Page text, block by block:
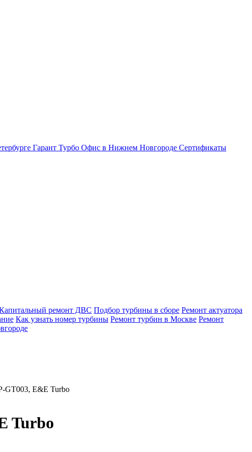
Гарант Турбо Офис в Нижнем Новгороде Сертификаты
ремонт ДВС Подбор турбины в сборе Ремонт актуатора
Как узнать номер турбины Ремонт турбин в Москве Ремонт
GT003, E&E Turbo
Turbo